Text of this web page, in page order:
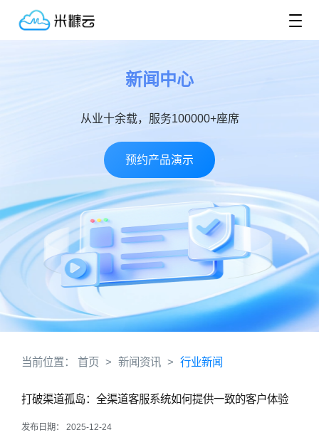
新闻中心
从业十余载，服务100000+座席
预约产品演示
当前位置： 首页 > 新闻资讯 > 行业新闻
打破渠道孤岛：全渠道客服系统如何提供一致的客户体验
发布日期： 2025-12-24